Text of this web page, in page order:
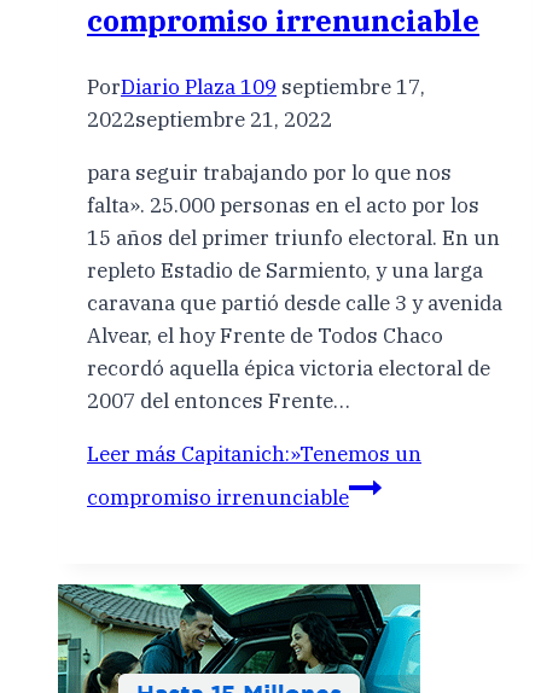
compromiso irrenunciable
PorDiario Plaza 109 septiembre 17,
2022septiembre 21, 2022
para seguir trabajando por lo que nos
falta». 25.000 personas en el acto por los
15 años del primer triunfo electoral. En un
repleto Estadio de Sarmiento, y una larga
caravana que partió desde calle 3 y avenida
Alvear, el hoy Frente de Todos Chaco
recordó aquella épica victoria electoral de
2007 del entonces Frente…
Leer más Capitanich:»Tenemos un
compromiso irrenunciable